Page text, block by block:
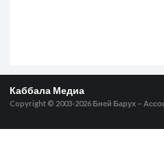
Каббала Медиа
Copyright © 2003-2026 Бней Барух –